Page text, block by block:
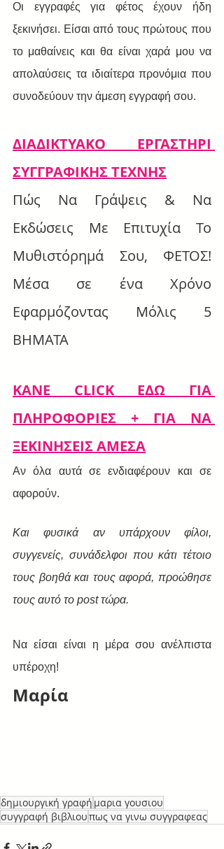
Οι εγγραφές για φέτος έχουν ήδη
ξεκινήσει. Είσαι από τους πρώτους που
το μαθαίνεις και θα είναι χαρά μου να
απολαύσεις τα ιδιαίτερα προνόμια που
συνοδεύουν την άμεση εγγραφή σου.
ΔΙΑΔΙΚΤΥΑΚΟ ΕΡΓΑΣΤΗΡΙ
ΣΥΓΓΡΑΦΙΚΗΣ ΤΕΧΝΗΣ
Πώς Να Γράψεις & Να
Εκδώσεις Με Επιτυχία Το
Μυθιστόρημά Σου, ΦΕΤΟΣ!
Μέσα σε ένα Χρόνο
Εφαρμόζοντας Μόλις 5
ΒΗΜΑΤΑ
ΚΑΝΕ CLICK ΕΔΩ ΓΙΑ
ΠΛΗΡΟΦΟΡΙΕΣ + ΓΙΑ ΝΑ
ΞΕΚΙΝΗΣΕΙΣ ΑΜΕΣΑ
Αν όλα αυτά σε ενδιαφέρουν και σε
αφορούν.
Και φυσικά αν υπάρχουν φίλοι,
συγγενείς, συνάδελφοι που κάτι τέτοιο
τους βοηθά και τους αφορά, προώθησε
τους αυτό το post τώρα.
Να είσαι είναι η μέρα σου ανέλπιστα
υπέροχη!
Μαρία
δημιουργική γραφή μαρια γουσιου
συγγραφή βιβλιουπως να γινω συγγραφεας